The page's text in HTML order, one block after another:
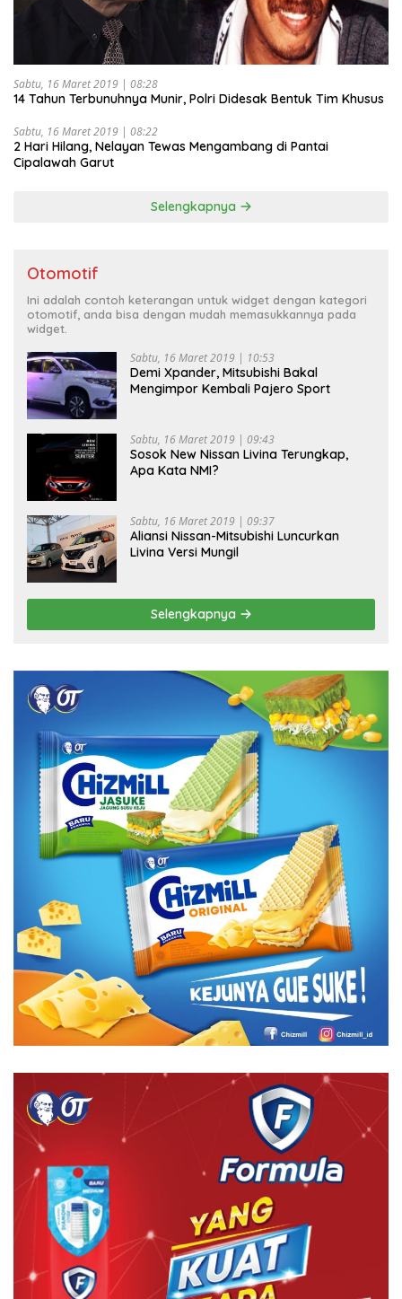
Sabtu, 16 Maret 2019 | 08:28
14 Tahun Terbunuhnya Munir, Polri Didesak Bentuk Tim Khusus
Sabtu, 16 Maret 2019 | 08:22
2 Hari Hilang, Nelayan Tewas Mengambang di Pantai
Cipalawah Garut
Selengkapnya
Otomotif
Ini adalah contoh keterangan untuk widget dengan kategori
otomotif, anda bisa dengan mudah memasukkannya pada
widget.
Sabtu, 16 Maret 2019 | 10:53
Demi Xpander, Mitsubishi Bakal
Mengimpor Kembali Pajero Sport
Sabtu, 16 Maret 2019 | 09:43
Sosok New Nissan Livina Terungkap,
Apa Kata NMI?
Sabtu, 16 Maret 2019 | 09:37
Aliansi Nissan-Mitsubishi Luncurkan
Livina Versi Mungil
Selengkapnya